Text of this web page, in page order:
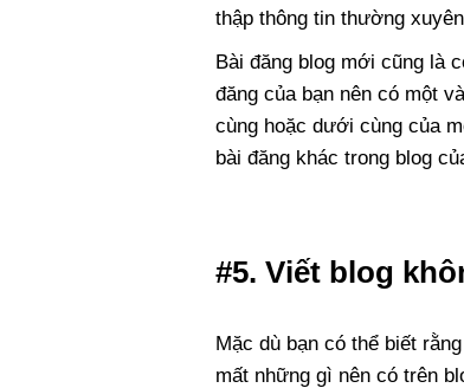
thập thông tin thường
Bài đăng blog mới cũng là
đăng của bạn nên có một
cùng hoặc dưới cùng của
bài đăng khác trong blog
#5. Viết blog
Mặc dù bạn có thể biết
mất những gì nên có trên